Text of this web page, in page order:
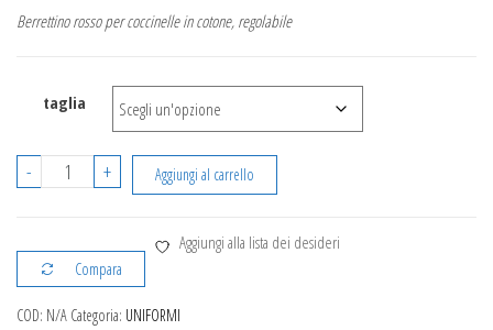
Berrettino rosso per coccinelle in cotone, regolabile
taglia
-
Berretto
Coccinella
+ Aggiungi al carrello
Aggiungi alla lista dei desideri
Compara
COD: N/A Categoria: UNIFORMI